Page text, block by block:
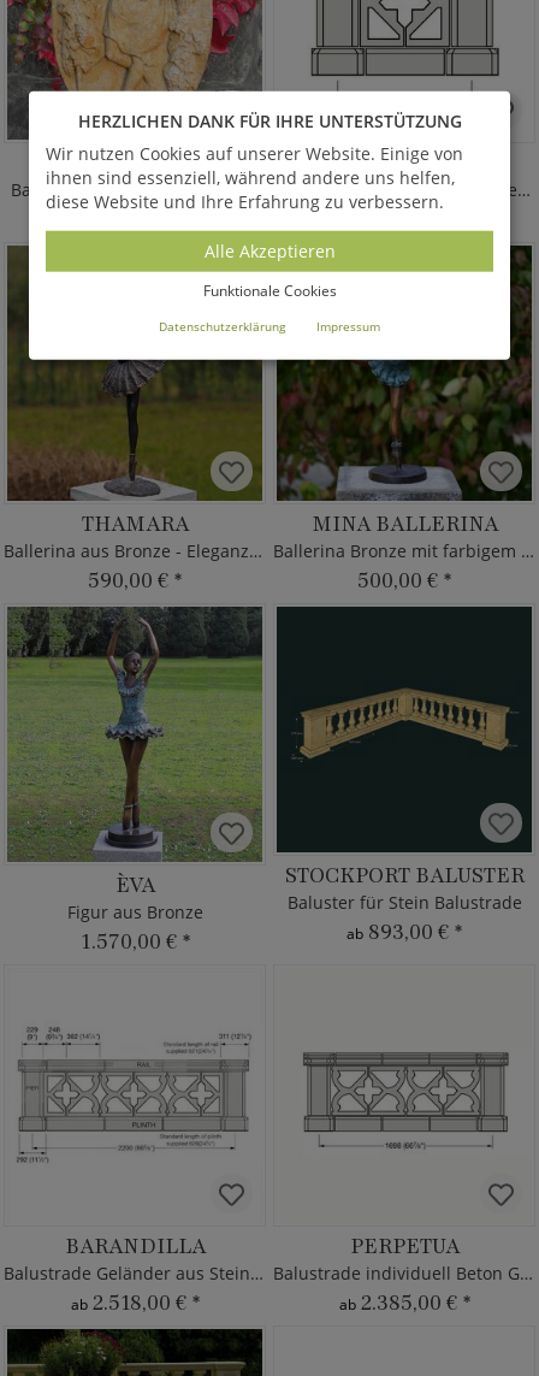
VINOSO
Bacchus Wand Relief aus Stein
PARAPATUM
Balkongeländer Balustrade Beton
THAMARA
Ballerina aus Bronze - Eleganz & Anmut
590,00 € *
MINA BALLERINA
Ballerina Bronze mit farbigem Kleid
500,00 € *
ÈVA
Figur aus Bronze
1.570,00 € *
STOCKPORT BALUSTER
Baluster für Stein Balustrade
ab 893,00 € *
BARANDILLA
Balustrade Geländer aus Steinguss
ab 2.518,00 € *
PERPETUA
Balustrade individuell Beton Geländer
ab 2.385,00 € *
HERZLICHEN DANK FÜR IHRE UNTERSTÜTZUNG
Wir nutzen Cookies auf unserer Website. Einige von
ihnen sind essenziell, während andere uns helfen,
diese Website und Ihre Erfahrung zu verbessern.
Alle Akzeptieren
Funktionale Cookies
Datenschutzerklärung Impressum